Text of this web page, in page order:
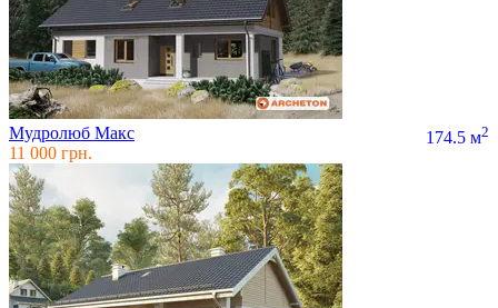
Мудролюб Макс 174.5 м2
11 000 грн.